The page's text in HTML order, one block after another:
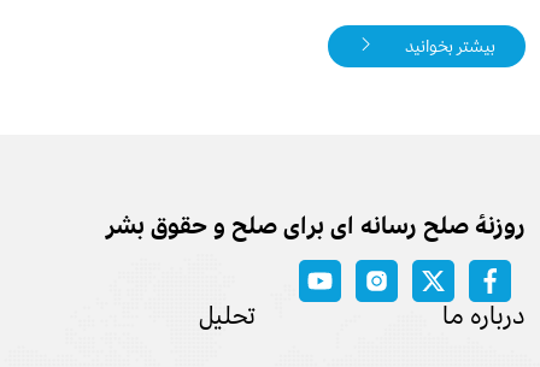
بیشتر بخوانید
روزنه‌ٔ صلح رسانه ای برای صلح و حقوق بشر
درباره ما تحلیل